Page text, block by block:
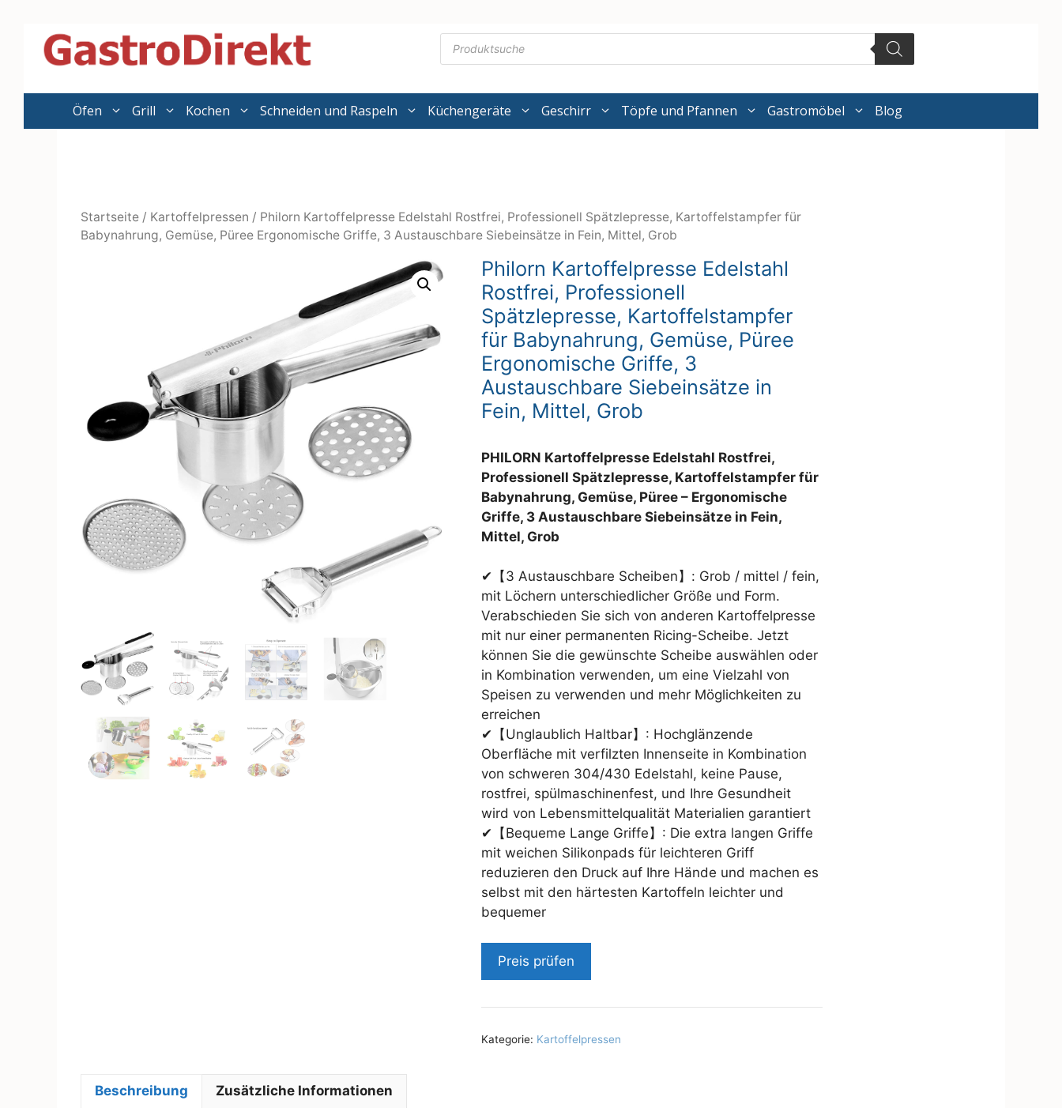
Zum
Inhalt
Products
search
Öfen Grill Kochen Schneiden und Raspeln Küchengeräte Geschirr Töpfe und Pfannen Gastromöbel Blog
Startseite / Kartoffelpressen / Philorn Kartoffelpresse Edelstahl Rostfrei, Professionell Spätzlepresse, Kartoffelstampfer für
Babynahrung, Gemüse, Püree Ergonomische Griffe, 3 Austauschbare Siebeinsätze in Fein, Mittel, Grob
Philorn Kartoffelpresse Edelstahl
Rostfrei, Professionell
Spätzlepresse, Kartoffelstampfer
für Babynahrung, Gemüse, Püree
Ergonomische Griffe, 3
Austauschbare Siebeinsätze in
Fein, Mittel, Grob
PHILORN Kartoffelpresse Edelstahl Rostfrei,
Professionell Spätzlepresse, Kartoffelstampfer für
Babynahrung, Gemüse, Püree – Ergonomische
Griffe, 3 Austauschbare Siebeinsätze in Fein,
Mittel, Grob
✔【3 Austauschbare Scheiben】: Grob / mittel / fein,
mit Löchern unterschiedlicher Größe und Form.
Verabschieden Sie sich von anderen Kartoffelpresse
mit nur einer permanenten Ricing-Scheibe. Jetzt
können Sie die gewünschte Scheibe auswählen oder
in Kombination verwenden, um eine Vielzahl von
Speisen zu verwenden und mehr Möglichkeiten zu
erreichen
✔【Unglaublich Haltbar】: Hochglänzende
Oberfläche mit verfilzten Innenseite in Kombination
von schweren 304/430 Edelstahl, keine Pause,
rostfrei, spülmaschinenfest, und Ihre Gesundheit
wird von Lebensmittelqualität Materialien garantiert
✔【Bequeme Lange Griffe】: Die extra langen Griffe
mit weichen Silikonpads für leichteren Griff
reduzieren den Druck auf Ihre Hände und machen es
selbst mit den härtesten Kartoffeln leichter und
bequemer
Preis prüfen
Kategorie: Kartoffelpressen
Beschreibung Zusätzliche Informationen